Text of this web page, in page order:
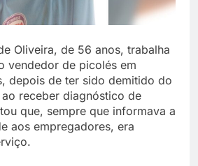
Oliveira, de 56 anos, trabalha
vendedor de picolés em
depois de ter sido demitido do
receber diagnóstico de
que, sempre que informava a
aos empregadores, era